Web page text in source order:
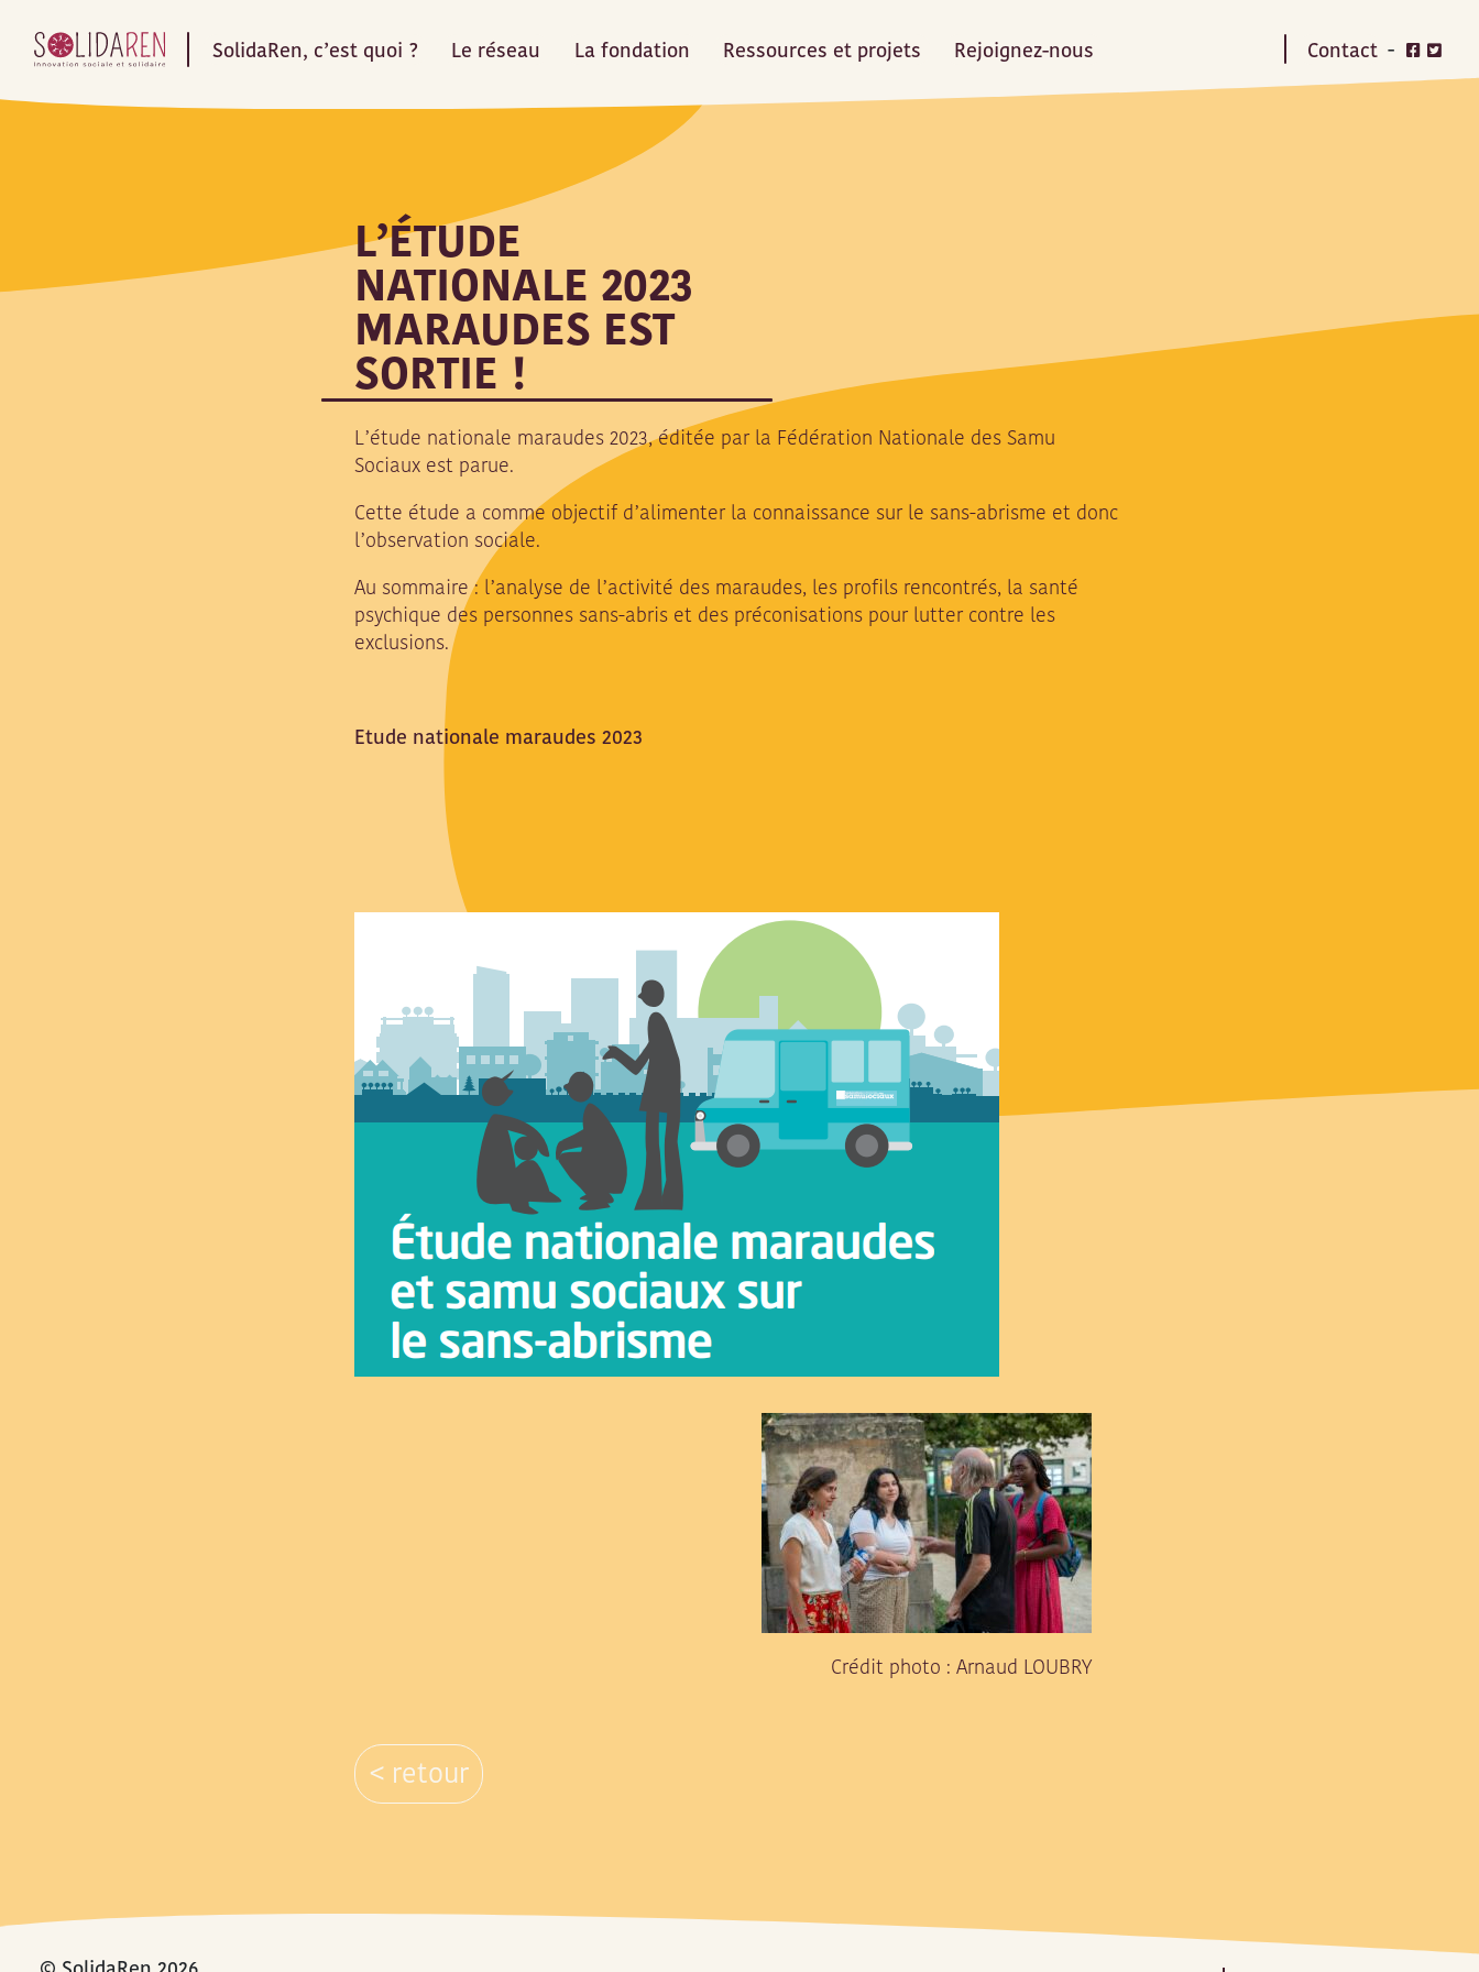
SolidaRen, c’est quoi ? Le réseau La fondation Ressources et projets Rejoignez-nous Contact
L’ÉTUDE
NATIONALE 2023
MARAUDES EST
SORTIE !
L’étude nationale maraudes 2023, éditée par la Fédération Nationale des Samu
Sociaux est parue.
Cette étude a comme objectif d’alimenter la connaissance sur le sans-abrisme et donc
l’observation sociale.
Au sommaire : l’analyse de l’activité des maraudes, les profils rencontrés, la santé
psychique des personnes sans-abris et des préconisations pour lutter contre les
exclusions.
Etude nationale maraudes 2023
Crédit photo : Arnaud LOUBRY
< retour